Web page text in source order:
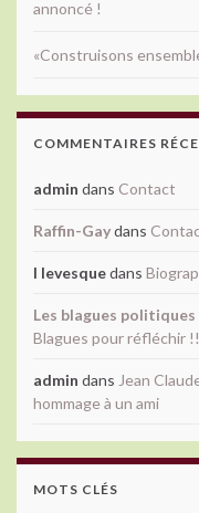
annoncé !
«Construisons
COMMENTAIRES
admin dans Contact
Raffin-Gaydans
l levesquedans
Les blagues
Blagues pour réfléchir
admin dans Jean
hommage à un ami
MOTS CLÉS